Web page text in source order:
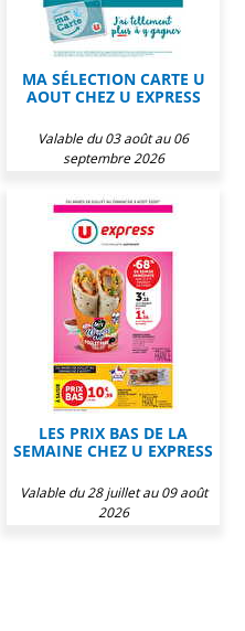
MA SÉLECTION CARTE U
AOUT CHEZ U EXPRESS
Valable du 03 août au 06
septembre 2026
LES PRIX BAS DE LA
SEMAINE CHEZ U EXPRESS
Valable du 28 juillet au 09 août
2026